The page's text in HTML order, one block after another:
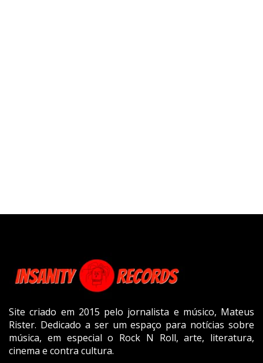
Site criado em 2015 pelo jornalista e músico, Mateus
Rister. Dedicado a ser um espaço para notícias sobre
música, em especial o Rock N Roll, arte, literatura,
cinema e contra cultura.